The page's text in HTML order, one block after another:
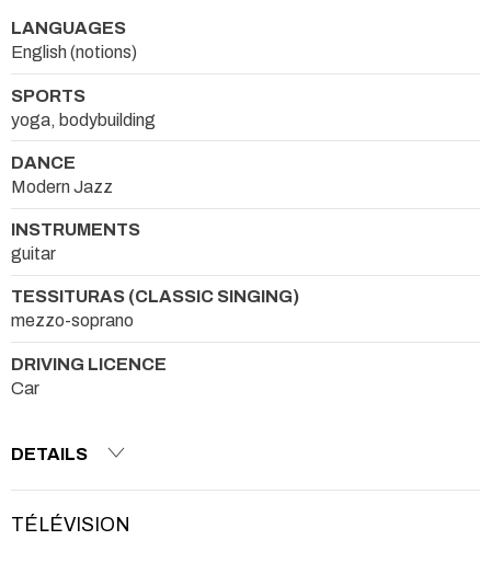
LANGUAGES
English (notions)
SPORTS
yoga, bodybuilding
DANCE
Modern Jazz
INSTRUMENTS
guitar
TESSITURAS (CLASSIC SINGING)
mezzo-soprano
DRIVING LICENCE
Car
DETAILS
TÉLÉVISION